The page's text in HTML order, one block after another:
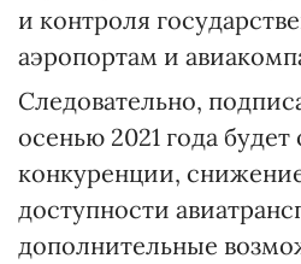
и контроля
аэропортам и
Следовательно,
осенью 2021 года будет
конкуренции,
доступности
дополнительные